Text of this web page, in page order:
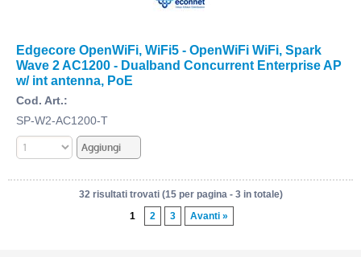
Edgecore OpenWiFi, WiFi5 - OpenWiFi WiFi, Spark
Wave 2 AC1200 - Dualband Concurrent Enterprise AP
w/ int antenna, PoE
Cod. Art.:
SP-W2-AC1200-T
32 risultati trovati (15 per pagina - 3 in totale)
1
2 3 Avanti »